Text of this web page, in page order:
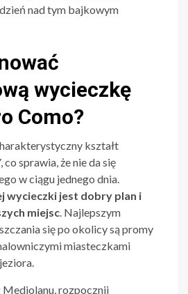
nad tym bajkowym
wycieczkę
Como?
kształt
sprawia, że nie da się
w ciągu jednego dnia.
wycieczki jest dobry plan i
miejsc. Najlepszym
się po okolicy są promy
miasteczkami
Mediolanu, rozpocznij